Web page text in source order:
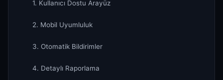
1. Kullanıcı Dostu Arayüz
2. Mobil Uyumluluk
3. Otomatik Bildirimler
4. Detaylı Raporlama